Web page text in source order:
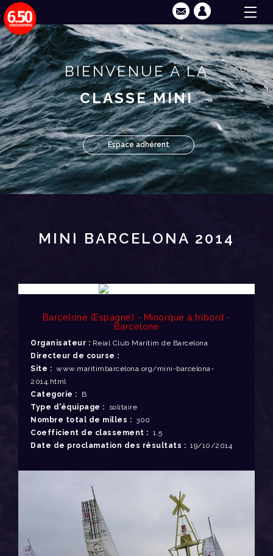
BIENVENUE À LA
CLASSE MINI
Espace adhérent
MINI BARCELONA 2014
Barcelone (Espagne) - Minorque à tribord -
Barcelone
Organisateur : Reial Club Maritim de Barcelona
Directeur de course :
Site : www.maritimbarcelona.org/mini-barcelona-
2014.html
Categorie : B
Type d'équipage : solitaire
Nombre total de milles : 300
Coefficient de classement : 1,5
Date de proclamation des résultats : 19/10/2014